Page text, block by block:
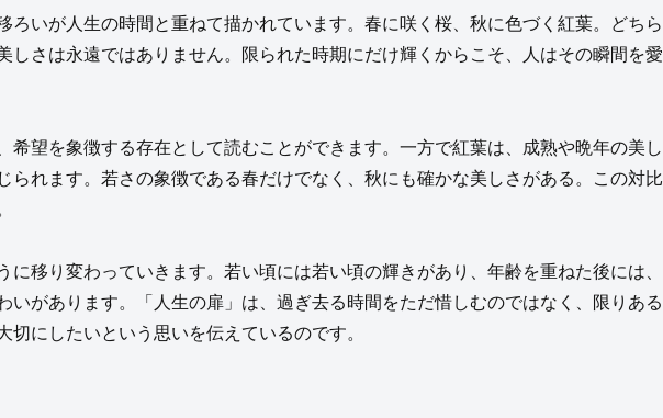
ろいが人生の時間と重ねて描かれています。春に咲く桜、秋に色づく紅葉。どちら
しさは永遠ではありません。限られた時期にだけ輝くからこそ、人はその瞬間を愛
希望を象徴する存在として読むことができます。一方で紅葉は、成熟や晩年の美し
られます。若さの象徴である春だけでなく、秋にも確かな美しさがある。この対比
に移り変わっていきます。若い頃には若い頃の輝きがあり、年齢を重ねた後には、
いがあります。「人生の扉」は、過ぎ去る時間をただ惜しむのではなく、限りある
切にしたいという思いを伝えているのです。